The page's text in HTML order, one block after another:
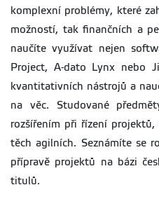
komplexní problémy, které
možností, tak finančních a
naučíte využívat nejen
Project, A-dato Lynx nebo
kvantitativních nástrojů a
na věc. Studované
rozšířením při řízení
těch agilních. Seznámíte se
přípravě projektů na bázi
titulů.